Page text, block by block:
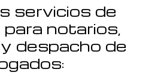
servicios de
notarios,
despacho de